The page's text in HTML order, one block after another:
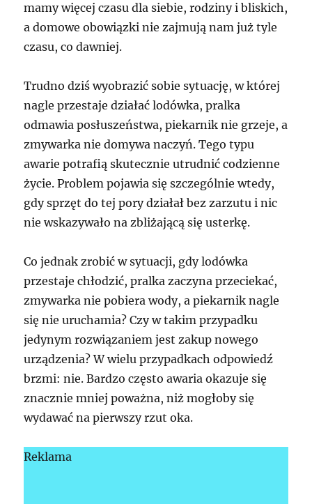
mamy więcej czasu dla siebie, rodziny i bliskich,
a domowe obowiązki nie zajmują nam już tyle
czasu, co dawniej.
Trudno dziś wyobrazić sobie sytuację, w której
nagle przestaje działać lodówka, pralka
odmawia posłuszeństwa, piekarnik nie grzeje, a
zmywarka nie domywa naczyń. Tego typu
awarie potrafią skutecznie utrudnić codzienne
życie. Problem pojawia się szczególnie wtedy,
gdy sprzęt do tej pory działał bez zarzutu i nic
nie wskazywało na zbliżającą się usterkę.
Co jednak zrobić w sytuacji, gdy lodówka
przestaje chłodzić, pralka zaczyna przeciekać,
zmywarka nie pobiera wody, a piekarnik nagle
się nie uruchamia? Czy w takim przypadku
jedynym rozwiązaniem jest zakup nowego
urządzenia? W wielu przypadkach odpowiedź
brzmi: nie. Bardzo często awaria okazuje się
znacznie mniej poważna, niż mogłoby się
wydawać na pierwszy rzut oka.
Reklama